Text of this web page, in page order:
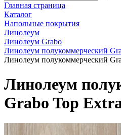
Главная страница
Каталог
Напольные покрытия
Линолеум
Линолеум Grabo
Линолеум полукоммерческий
Линолеум полукоммерческий
Линолеум
Grabo Top